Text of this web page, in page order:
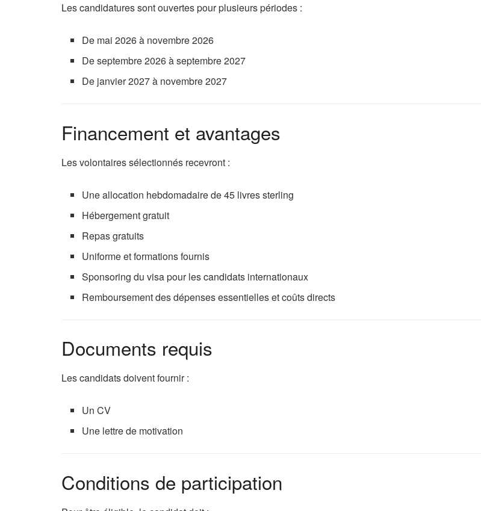
Les candidatures sont ouvertes pour plusieurs périodes :
De mai 2026 à novembre 2026
De septembre 2026 à septembre 2027
De janvier 2027 à novembre 2027
Financement et avantages
Les volontaires sélectionnés recevront :
Une allocation hebdomadaire de 45 livres sterling
Hébergement gratuit
Repas gratuits
Uniforme et formations fournis
Sponsoring du visa pour les candidats internationaux
Remboursement des dépenses essentielles et coûts directs
Documents requis
Les candidats doivent fournir :
Un CV
Une lettre de motivation
Conditions de participation